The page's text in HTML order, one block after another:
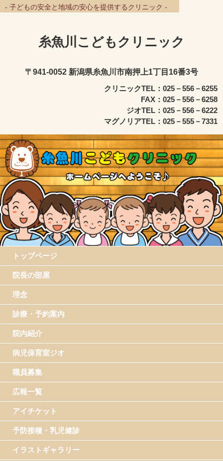
- 子どもの安全と地域の安心を提供するクリニック -
糸魚川こどもクリニック
〒941-0052 新潟県糸魚川市南押上1丁目16番3号
クリニックTEL：025－556－6255
FAX：025－556－6258
ジオTEL：025－556－6222
マグノリアTEL：025－555－7331
トップページ
院長の部屋
理念
診療・予約案内
院内紹介
病児保育室ジオ
職員募集
広報一覧
アイチケット
予防接種・乳児健診
イラストギャラリー